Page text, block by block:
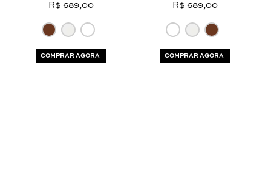
R$ 689,00
COMPRAR AGORA
R$ 689,00
COMPRAR AGORA